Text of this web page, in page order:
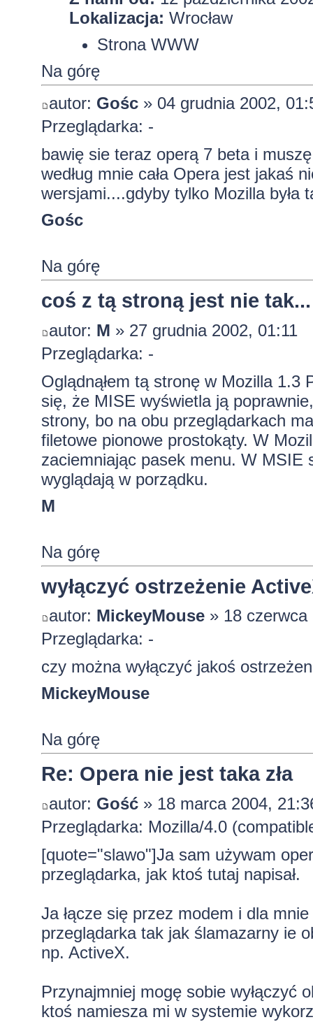
Lokalizacja: Wrocław
Strona WWW
Na górę
autor: Gośc» 04 grudnia 2002,
Przeglądarka: -
bawię sie teraz operą 7 beta i
według mnie cała Opera jest jakaś
wersjami....gdyby tylko Mozilla była
Gośc
Na górę
coś z tą stroną jest nie tak...
autor: M » 27 grudnia 2002, 01:11
Przeglądarka: -
Oglądnąłem tą stronę w Mozilla
się, że MISE wyświetla ją
strony, bo na obu przeglądarkach
filetowe pionowe prostokąty. W
zaciemniając pasek menu. W
wyglądają w porządku.
M
Na górę
wyłączyć ostrzeżenie
autor: MickeyMouse» 18 czerwca
Przeglądarka: -
czy można wyłączyć jakoś
MickeyMouse
Na górę
Re: Opera nie jest taka zła
autor: Gość» 18 marca 2004,
Przeglądarka: Mozilla/4.0
[quote="slawo"]Ja sam używam
przeglądarka, jak ktoś tutaj napisał.
Ja łącze się przez modem i dla
przeglądarka tak jak ślamazarny ie
np. ActiveX.
Przynajmniej mogę sobie wyłączyć
ktoś namiesza mi w systemie